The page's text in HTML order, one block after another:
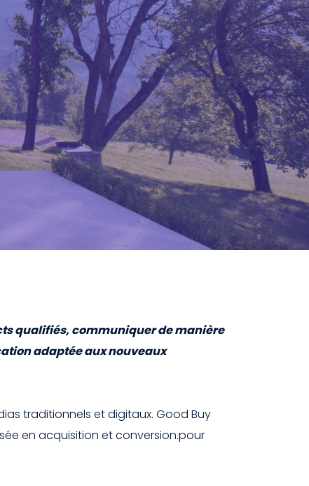
qualifiés, communiquer de manière
adaptée aux nouveaux
traditionnels et digitaux. Good Buy
en acquisition et conversion.pour